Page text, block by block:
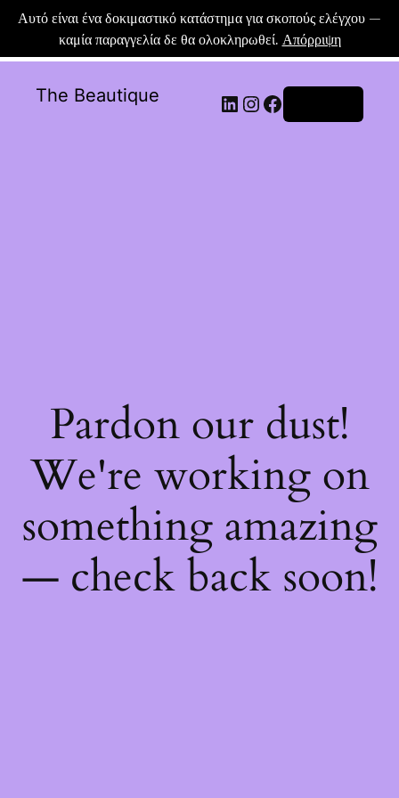
Αυτό είναι ένα δοκιμαστικό κατάστημα για σκοπούς ελέγχου —
καμία παραγγελία δε θα ολοκληρωθεί. Απόρριψη
The Beautique
Pardon our dust!
We're working on
something amazing
— check back soon!